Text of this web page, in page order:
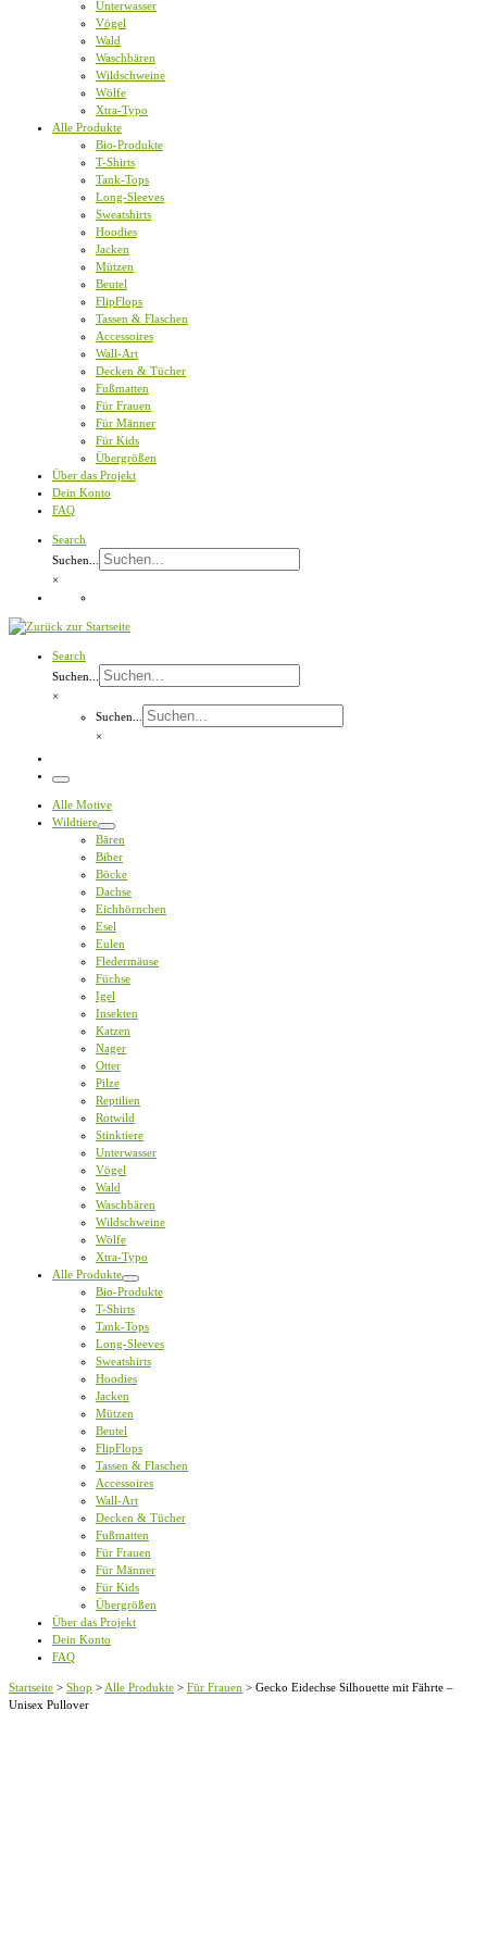
Unterwasser
Vögel
Wald
Waschbären
Wildschweine
Wölfe
Xtra-Typo
Alle Produkte
Bio-Produkte
T-Shirts
Tank-Tops
Long-Sleeves
Sweatshirts
Hoodies
Jacken
Mützen
Beutel
FlipFlops
Tassen & Flaschen
Accessoires
Wall-Art
Decken & Tücher
Fußmatten
Für Frauen
Für Männer
Für Kids
Übergrößen
Über das Projekt
Dein Konto
FAQ
Search
Suchen...
×
Search
Suchen...
×
Suchen...
×
Menü
Alle Motive
Wildtiere
Bären
Biber
Böcke
Dachse
Eichhörnchen
Esel
Eulen
Fledermäuse
Füchse
Igel
Insekten
Katzen
Nager
Otter
Pilze
Reptilien
Rotwild
Stinktiere
Unterwasser
Vögel
Wald
Waschbären
Wildschweine
Wölfe
Xtra-Typo
Alle Produkte
Bio-Produkte
T-Shirts
Tank-Tops
Long-Sleeves
Sweatshirts
Hoodies
Jacken
Mützen
Beutel
FlipFlops
Tassen & Flaschen
Accessoires
Wall-Art
Decken & Tücher
Fußmatten
Für Frauen
Für Männer
Für Kids
Übergrößen
Über das Projekt
Dein Konto
FAQ
Startseite > Shop > Alle Produkte > Für Frauen > Gecko Eidechse Silhouette mit Fährte –
Unisex Pullover